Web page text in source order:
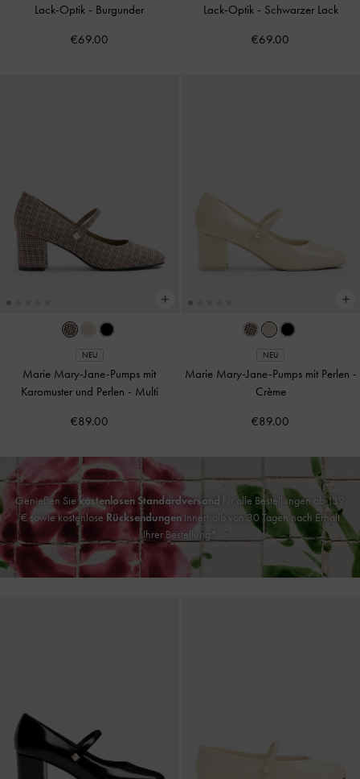
Lack-Optik - Burgunder
€69.00
Lack-Optik - Schwarzer Lack
€69.00
NEU
Marie Mary-Jane-Pumps mit
Karomuster und Perlen - Multi
€89.00
NEU
Marie Mary-Jane-Pumps mit Perlen -
Crème
€89.00
Genießen Siekostenlosen Standardversand für alle Bestellungen ab 139
€ sowie kostenlose Rücksendungeninnerhalb von 30 Tagen nach Erhalt
Ihrer Bestellung*